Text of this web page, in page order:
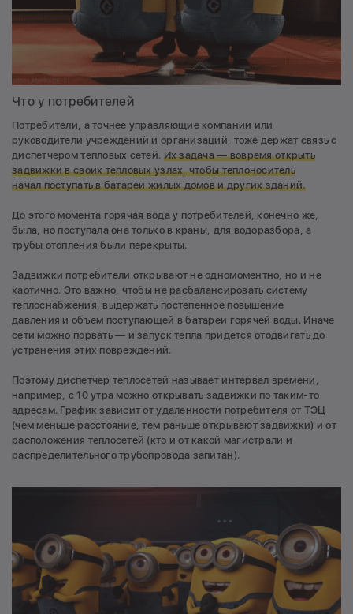
Что у потребителей
Потребители, а точнее управляющие компании или
руководители учреждений и организаций, тоже держат связь с
диспетчером тепловых сетей. Их задача — вовремя открыть
задвижки в своих тепловых узлах, чтобы теплоноситель
начал поступать в батареи жилых домов и других зданий.
До этого момента горячая вода у потребителей, конечно же,
была, но поступала она только в краны, для водоразбора, а
трубы отопления были перекрыты.
Задвижки потребители открывают не одномоментно, но и не
хаотично. Это важно, чтобы не расбалансировать систему
теплоснабжения, выдержать постепенное повышение
давления и объем поступающей в батареи горячей воды. Иначе
сети можно порвать — и запуск тепла придется отодвигать до
устранения этих повреждений.
Поэтому диспетчер теплосетей называет интервал времени,
например, с 10 утра можно открывать задвижки по таким-то
адресам. График зависит от удаленности потребителя от ТЭЦ
(чем меньше расстояние, тем раньше открывают задвижки) и от
расположения теплосетей (кто и от какой магистрали и
распределительного трубопровода запитан).